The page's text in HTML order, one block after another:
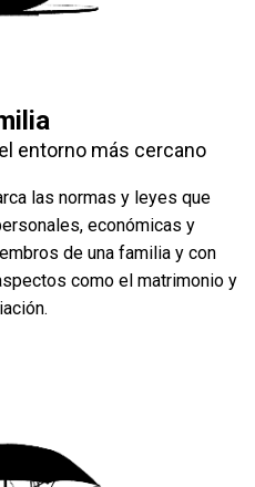
entorno más cercano
las normas y leyes que
económicas y
de una familia y con
como el matrimonio y